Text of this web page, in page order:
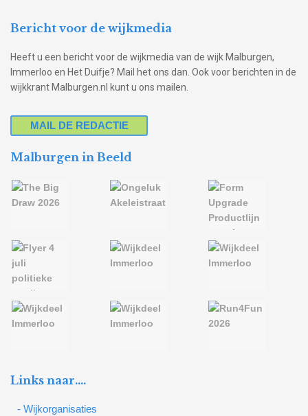
Bericht voor de wijkmedia
Heeft u een bericht voor de wijkmedia van de wijk Malburgen,
Immerloo en Het Duifje? Mail het ons dan. Ook voor berichten in de
wijkkrant Malburgen.nl kunt u ons mailen.
MAIL DE REDACTIE
Malburgen in Beeld
Links naar….
- Wijkorganisaties